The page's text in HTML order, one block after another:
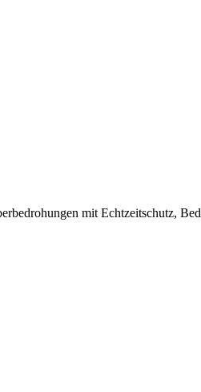
mit Echtzeitschutz,